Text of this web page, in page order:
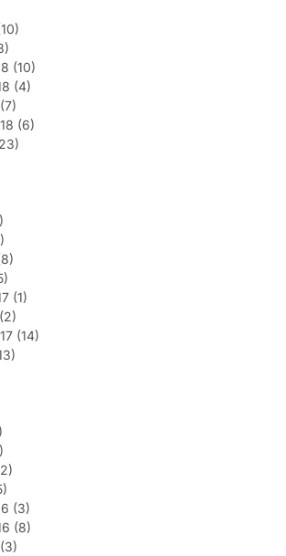
(10)
(4)
(7)
(6)
(1)
(2)
(14)
(3)
(8)
(3)